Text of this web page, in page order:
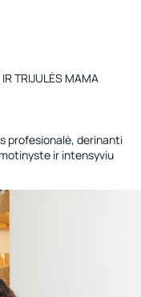
TRIJULĖS MAMA
profesionalė, derinanti
ir intensyviu